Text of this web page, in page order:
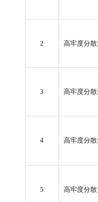
2 高牢度分散
3 高牢度分散
4 高牢度分散
5 高牢度分散